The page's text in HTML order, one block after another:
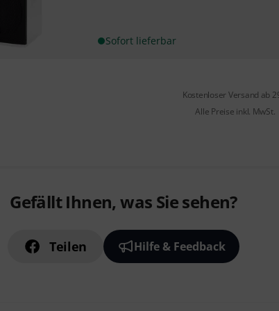
Sofort lieferbar
Kostenloser Versand ab
Alle Preise inkl. MwSt.
Gefällt Ihnen, was Sie sehen?
Teilen Hilfe & Feedback